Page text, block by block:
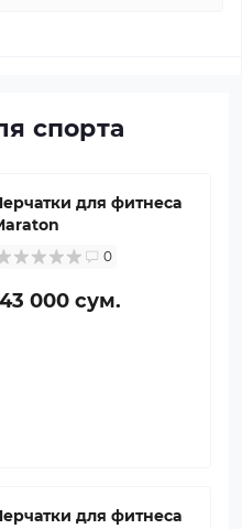
спорта
для фитнеса
0
000 сум.
для фитнеса